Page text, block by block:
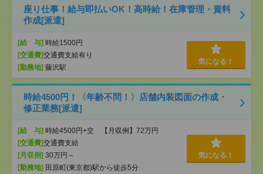
座り仕事！給与即払いOK！高時給！在庫管理・資料
作成[派遣]
[給 与] 時給1500円
[交通費]交通費支給有り
[勤務地] 藤沢駅
気になる！
時給4500円！〈年齢不問！〉店舗内装図面の作成・
修正業務[派遣]
[給 与] 時給4500円+交 【月収例】72万円
[交通費]交通費支給
[月収例] 30万円～
[勤務地] 田原町(東京都)駅から徒歩5分
気になる！